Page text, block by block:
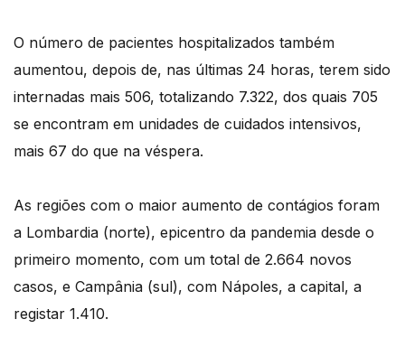
O número de pacientes hospitalizados também
aumentou, depois de, nas últimas 24 horas, terem sido
internadas mais 506, totalizando 7.322, dos quais 705
se encontram em unidades de cuidados intensivos,
mais 67 do que na véspera.
As regiões com o maior aumento de contágios foram
a Lombardia (norte), epicentro da pandemia desde o
primeiro momento, com um total de 2.664 novos
casos, e Campânia (sul), com Nápoles, a capital, a
registar 1.410.